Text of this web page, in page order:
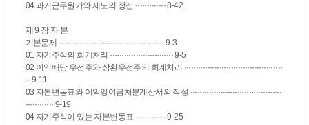
04 과거근무원가와 제도의 정산 ············· 8-42
제 9 장 자 본
기본문제 ············································· 9-3
01 자기주식의 회계처리 ··························· 9-5
02 이익배당 우선주와 상환우선주의 회계처리 ··········································
·· 9-11
03 자본변동표와 이익잉여금처분계산서의 작성 ·······································
············ 9-19
04 자기주식이 있는 자본변동표 ············· 9-25